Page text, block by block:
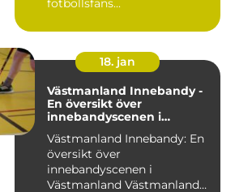
fotbollsfans...
18. jan
Västmanland Innebandy -
En översikt över
innebandyscenen i
Västmanland Innebandy: En
översikt över
innebandyscenen i
Västmanland Västmanland